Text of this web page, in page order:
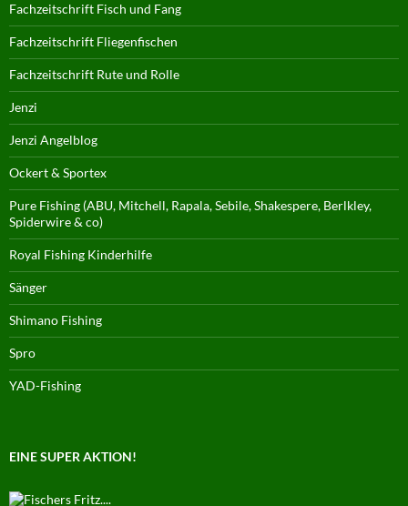
Fachzeitschrift Fisch und Fang
Fachzeitschrift Fliegenfischen
Fachzeitschrift Rute und Rolle
Jenzi
Jenzi Angelblog
Ockert & Sportex
Pure Fishing (ABU, Mitchell, Rapala, Sebile, Shakespere, Berlkley,
Spiderwire & co)
Royal Fishing Kinderhilfe
Sänger
Shimano Fishing
Spro
YAD-Fishing
EINE SUPER AKTION!